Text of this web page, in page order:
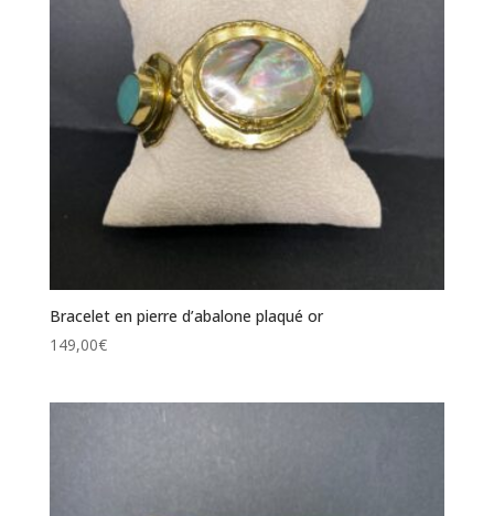
Bracelet en pierre d’abalone plaqué or
149,00€